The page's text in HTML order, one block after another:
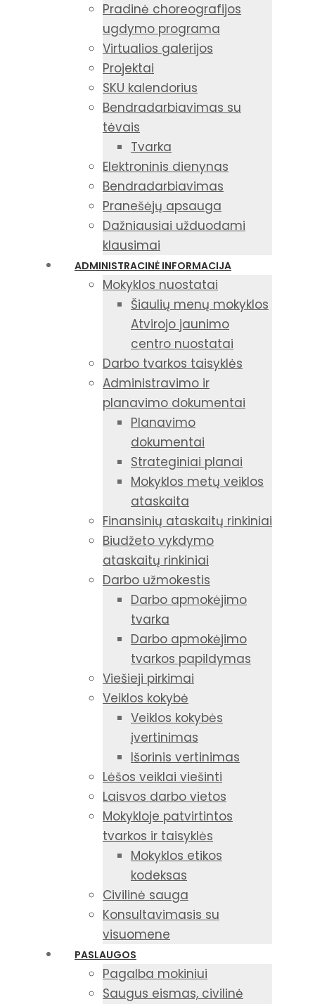
Pradinė choreografijos
ugdymo programa
Virtualios galerijos
Projektai
SKU kalendorius
Bendradarbiavimas su
tėvais
Tvarka
Elektroninis dienynas
Bendradarbiavimas
Pranešėjų apsauga
Dažniausiai užduodami
klausimai
ADMINISTRACINĖ INFORMACIJA
Mokyklos nuostatai
Šiaulių menų mokyklos
Atvirojo jaunimo
centro nuostatai
Darbo tvarkos taisyklės
Administravimo ir
planavimo dokumentai
Planavimo
dokumentai
Strateginiai planai
Mokyklos metų veiklos
ataskaita
Finansinių ataskaitų rinkiniai
Biudžeto vykdymo
ataskaitų rinkiniai
Darbo užmokestis
Darbo apmokėjimo
tvarka
Darbo apmokėjimo
tvarkos papildymas
Viešieji pirkimai
Veiklos kokybė
Veiklos kokybės
įvertinimas
Išorinis vertinimas
Lėšos veiklai viešinti
Laisvos darbo vietos
Mokykloje patvirtintos
tvarkos ir taisyklės
Mokyklos etikos
kodeksas
Civilinė sauga
Konsultavimasis su
visuomene
PASLAUGOS
Pagalba mokiniui
Saugus eismas, civilinė